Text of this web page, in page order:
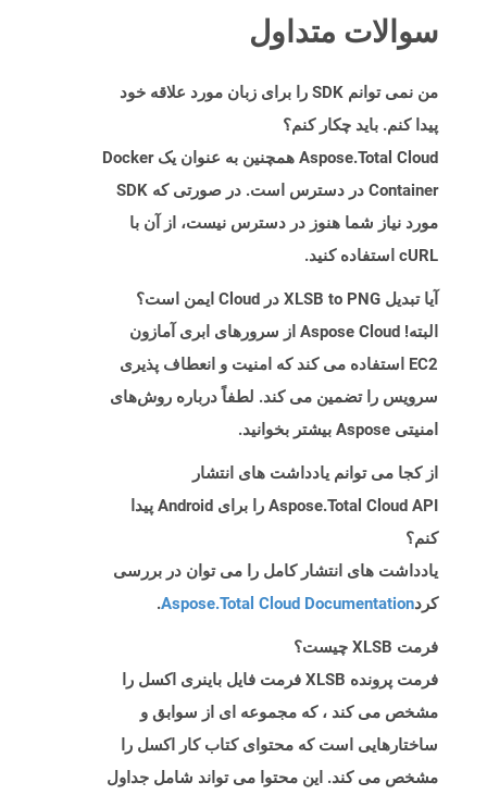
سوالات متداول
من نمی توانم SDK را برای زبان مورد علاقه خود
پیدا کنم. باید چکار کنم؟
Aspose.Total Cloud همچنین به عنوان یک Docker
Container در دسترس است. در صورتی که SDK
مورد نیاز شما هنوز در دسترس نیست، از آن با
cURL استفاده کنید.
آیا تبدیل XLSB to PNG در Cloud ایمن است؟
البته! Aspose Cloud از سرورهای ابری آمازون
EC2 استفاده می کند که امنیت و انعطاف پذیری
سرویس را تضمین می کند. لطفاً درباره روش‌های
امنیتی Aspose بیشتر بخوانید.
از کجا می توانم یادداشت های انتشار
Aspose.Total Cloud API را برای Android پیدا
کنم؟
یادداشت های انتشار کامل را می توان در بررسی
کردAspose.Total Cloud Documentation
.
فرمت XLSB چیست؟
فرمت پرونده XLSB فرمت فایل باینری اکسل را
مشخص می کند ، که مجموعه ای از سوابق و
ساختارهایی است که محتوای کتاب کار اکسل را
مشخص می کند. این محتوا می تواند شامل جداول